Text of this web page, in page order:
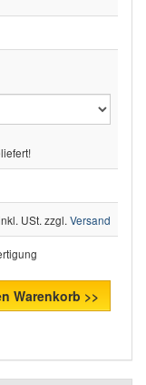
USt. zzgl. Versand
Warenkorb >>